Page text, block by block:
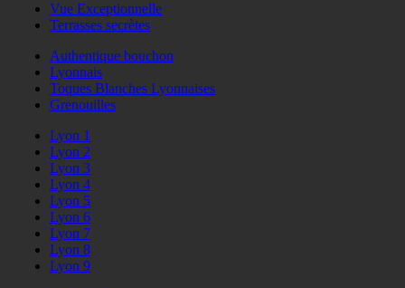
Vue Exceptionnelle
Terrasses secrètes
Authentique bouchon
Lyonnais
Toques Blanches Lyonnaises
Grenouilles
Lyon 1
Lyon 2
Lyon 3
Lyon 4
Lyon 5
Lyon 6
Lyon 7
Lyon 8
Lyon 9